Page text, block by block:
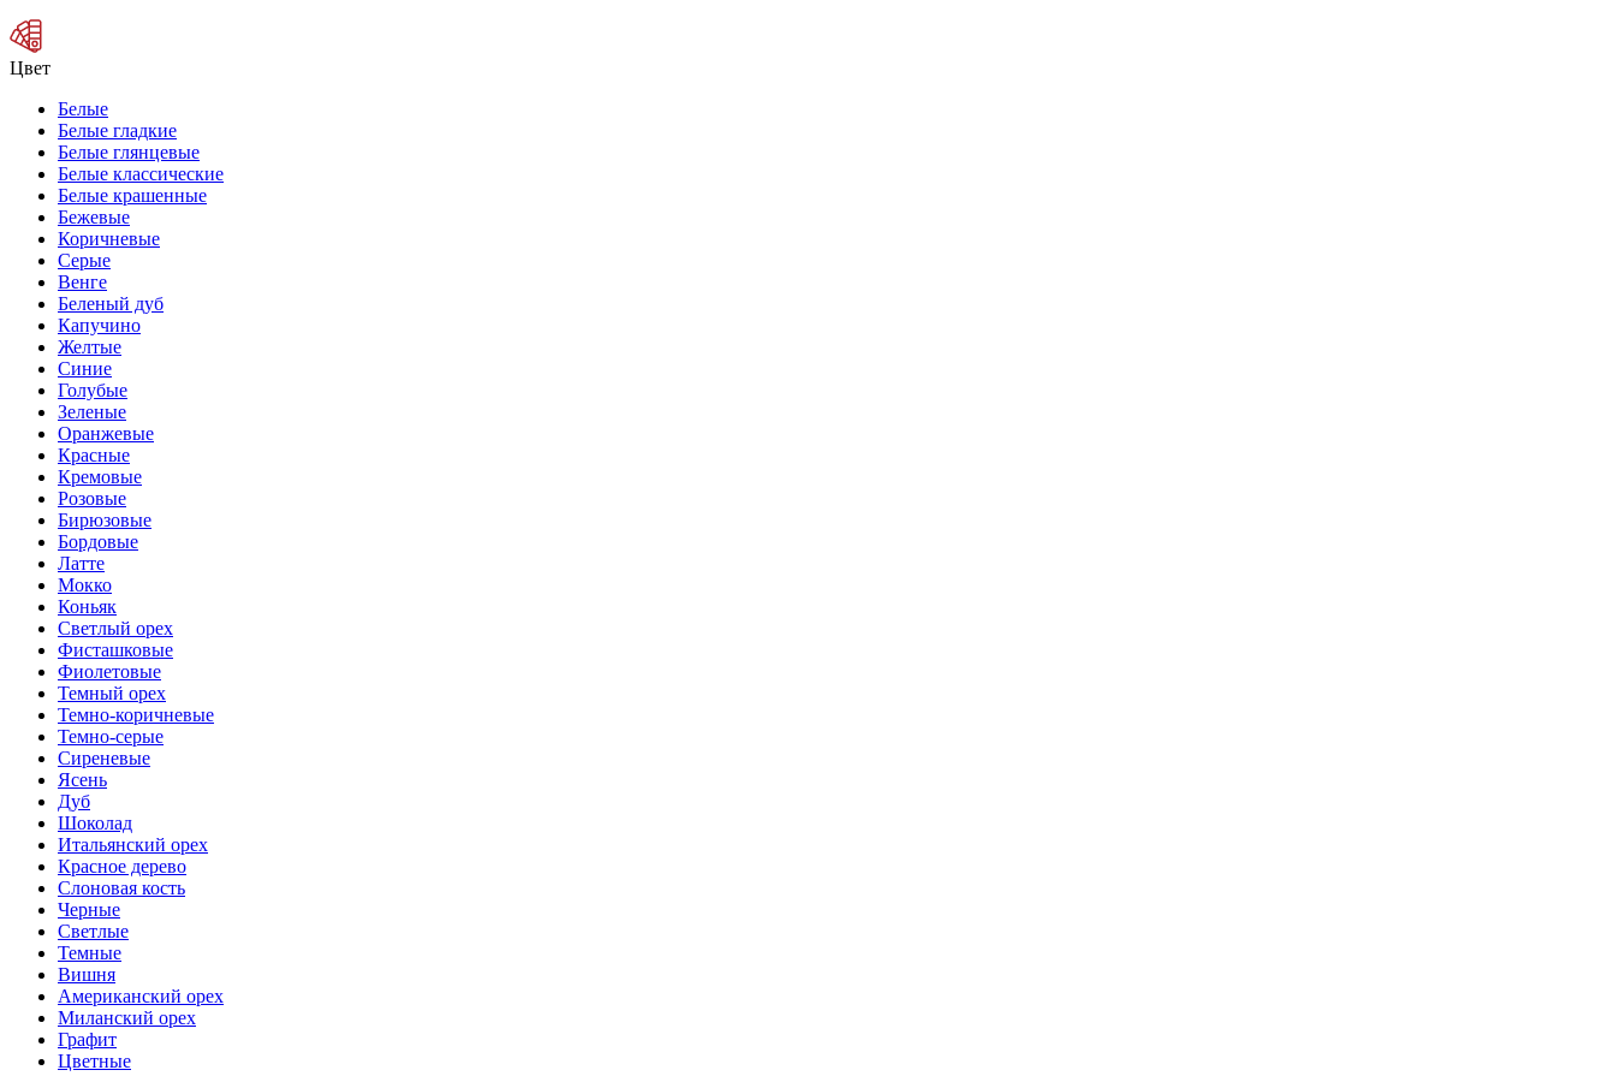
Цвет
Белые
Белые гладкие
Белые глянцевые
Белые классические
Белые крашенные
Бежевые
Коричневые
Серые
Венге
Беленый дуб
Капучино
Желтые
Синие
Голубые
Зеленые
Оранжевые
Красные
Кремовые
Розовые
Бирюзовые
Бордовые
Латте
Мокко
Коньяк
Светлый орех
Фисташковые
Фиолетовые
Темный орех
Темно-коричневые
Темно-серые
Сиреневые
Ясень
Дуб
Шоколад
Итальянский орех
Красное дерево
Слоновая кость
Черные
Светлые
Темные
Вишня
Американский орех
Миланский орех
Графит
Цветные